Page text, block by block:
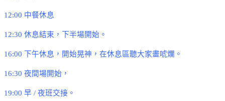
12:00 中餐休息
12:30 休息結束 ，下半場開始 。
16:00 下午休息 ，開始晃神，在休息區聽大家畫唬爛 。
16:30 夜間場開始 ，
19:00 早 / 夜班交接 。